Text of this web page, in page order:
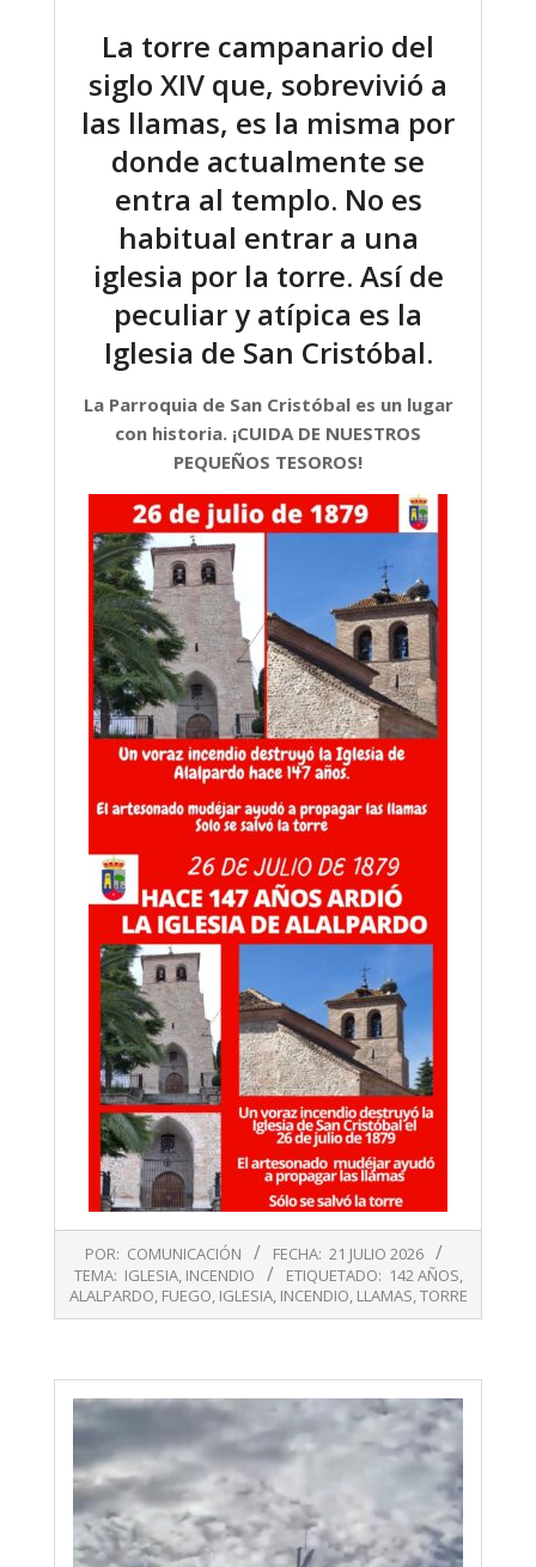
La torre campanario del
siglo XIV que, sobrevivió a
las llamas, es la misma por
donde actualmente se
entra al templo. No es
habitual entrar a una
iglesia por la torre. Así de
peculiar y atípica es la
Iglesia de San Cristóbal.
La Parroquia de San Cristóbal es un lugar
con historia. ¡CUIDA DE NUESTROS
PEQUEÑOS TESOROS!
07-
21
POR: COMUNICACIÓN FECHA: 21 JULIO 2026
TEMA: IGLESIA, INCENDIO ETIQUETADO: 142 AÑOS,
ALALPARDO, FUEGO, IGLESIA, INCENDIO, LLAMAS,TORRE